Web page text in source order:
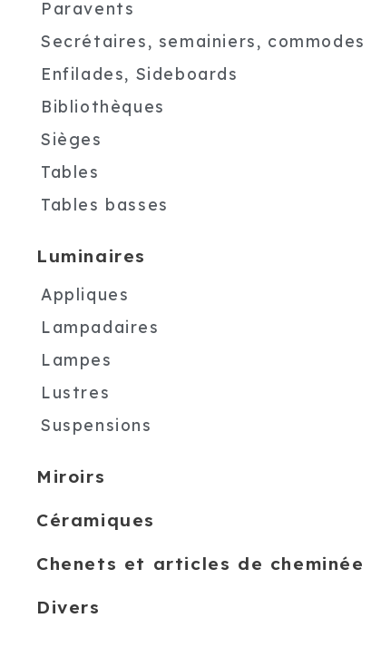
Paravents
Secrétaires, semainiers, commodes
Enfilades, Sideboards
Bibliothèques
Sièges
Tables
Tables basses
Luminaires
Appliques
Lampadaires
Lampes
Lustres
Suspensions
Miroirs
Céramiques
Chenets et articles de cheminée
Divers